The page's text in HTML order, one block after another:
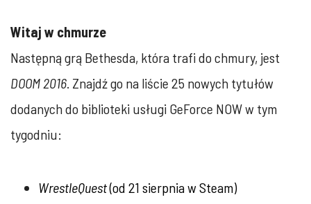
Witaj w chmurze
Następną grą Bethesda, która trafi do chmury, jest
DOOM 2016. Znajdź go na liście 25 nowych tytułów
dodanych do biblioteki usługi GeForce NOW w tym
tygodniu:
WrestleQuest(od 21 sierpnia wSteam)